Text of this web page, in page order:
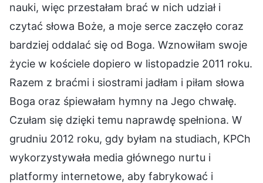
nauki, więc przestałam brać w nich udział i
czytać słowa Boże, a moje serce zaczęło coraz
bardziej oddalać się od Boga. Wznowiłam swoje
życie w kościele dopiero w listopadzie 2011 roku.
Razem z braćmi i siostrami jadłam i piłam słowa
Boga oraz śpiewałam hymny na Jego chwałę.
Czułam się dzięki temu naprawdę spełniona. W
grudniu 2012 roku, gdy byłam na studiach, KPCh
wykorzystywała media głównego nurtu i
platformy internetowe, aby fabrykować i